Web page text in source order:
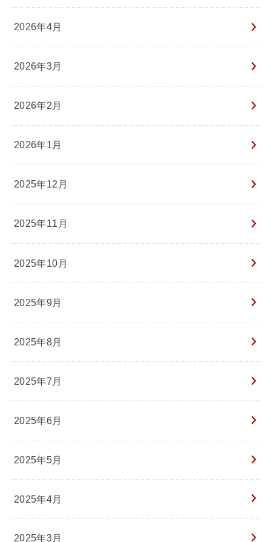
2026年4月
2026年3月
2026年2月
2026年1月
2025年12月
2025年11月
2025年10月
2025年9月
2025年8月
2025年7月
2025年6月
2025年5月
2025年4月
2025年3月